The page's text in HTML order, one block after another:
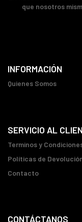
que nosotros
INFORMACIÓN
Quienes Somos
SERVICIO AL
Terminos y
Políticas de
Contacto
CONTÁCTANOS